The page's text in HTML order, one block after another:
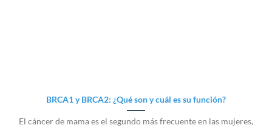
BRCA1 y BRCA2: ¿Qué son y cuál es su función?
El cáncer de mama es el segundo más frecuente en las mujeres,